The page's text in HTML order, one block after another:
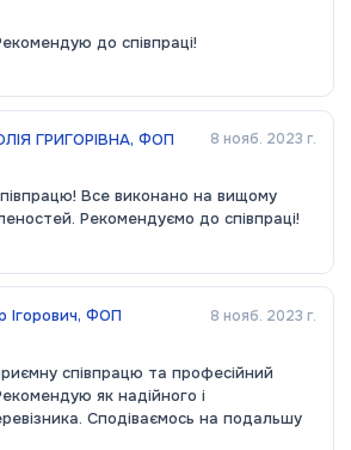
до співпраці!
ГРИГОРІВНА, ФОП
8 нояб. 2023 г.
Все виконано на вищому
Рекомендуємо до співпраці!
Ігорович, ФОП
8 нояб. 2023 г.
співпрацю та професійний
як надійного і
Сподіваємось на подальшу